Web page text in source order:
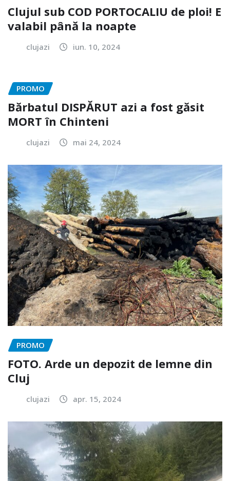
Clujul sub COD PORTOCALIU de ploi! E
valabil până la noapte
clujazi iun. 10, 2024
PROMO
Bărbatul DISPĂRUT azi a fost găsit
MORT în Chinteni
clujazi mai 24, 2024
PROMO
FOTO. Arde un depozit de lemne din
Cluj
clujazi apr. 15, 2024